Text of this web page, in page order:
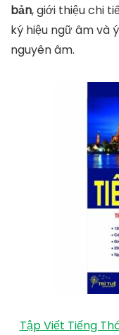
bản, giới thiệu chi
ký hiệu ngữ âm và
nguyên âm.
Tập Viết Tiếng